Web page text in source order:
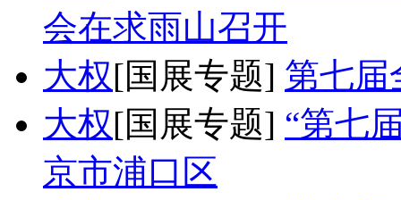
会在求雨山召开
大权[国展专题] 第七届
大权[国展专题] “第七
京市浦口区